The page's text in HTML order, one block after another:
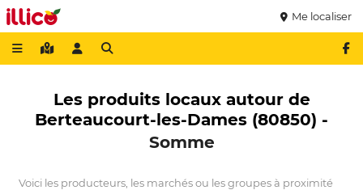
Me localiser
Les produits locaux autour de
Berteaucourt-les-Dames (80850) -
Somme
Voici les producteurs, les marchés ou les groupes à proximité